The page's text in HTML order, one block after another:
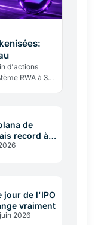
d'actions
RWA à 3,6
de
record à
jour de l'IPO
vraiment
2026